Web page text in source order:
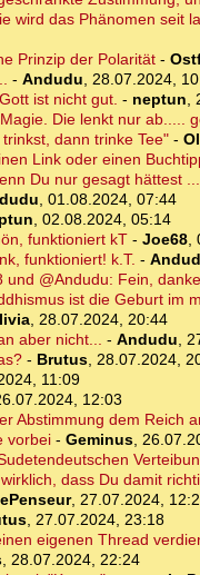
wird das Phänomen seit
Prinzip der Polarität-
- Andudu, 28.07.2024,
ist nicht gut. - neptun,
Die lenkt nur ab.....
dann trinke Tee" -
Link oder einen
Du nur gesagt hättest ...
, 01.08.2024, 07:44
, 02.08.2024, 05:14
funktioniert kT- Joe68,
funktioniert! k.T. -
und @Andudu: Fein,
ist die Geburt im
, 28.07.2024, 20:44
aber nicht... - Andudu,
- Brutus, 28.07.2024,
11:09
12:03
Abstimmung dem Reich
vorbei- Geminus,
dass Du damit
, 27.07.2024,
, 27.07.2024, 23:18
eigenen Thread
, 28.07.2024, 22:24